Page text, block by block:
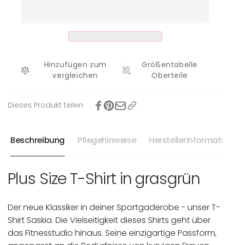
Hinzufügen zum
vergleichen
Größentabelle
Oberteile
Dieses Produkt teilen
Beschreibung Pflegehinweise
Plus Size T-Shirt in grasgrün
Der neue Klassiker in deiner Sportgaderobe - unser T-
Shirt Saskia. Die Vielseitigkeit dieses Shirts geht über
das Fitnesstudio hinaus. Seine einzigartige Passform,